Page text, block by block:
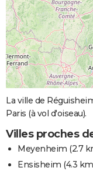
La ville de
Paris (à vol d'oiseau).
Villes proches
Meyenheim (2.7
Ensisheim (4.3